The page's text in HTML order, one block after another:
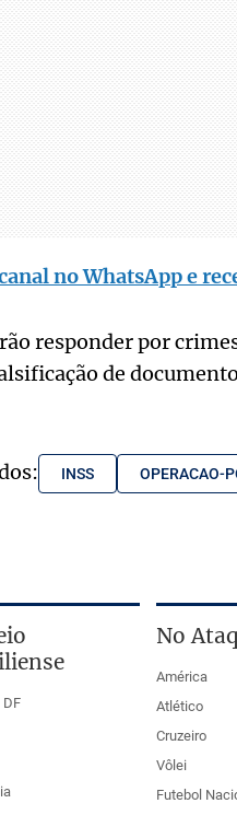
no WhatsApp e
responder por
de
INSS OPERACAO-
No
América
Atlético
Cruzeiro
Vôlei
Futebol